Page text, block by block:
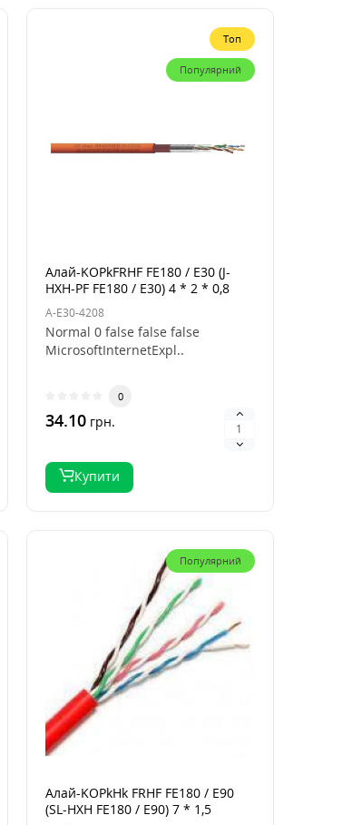
Топ
Популярний
Алай-KOPkFRHF FE180 / E30 (J-
HXH-PF FE180 / E30) 4 * 2 * 0,8
A-E30-4208
Normal 0 false false false
MicrosoftInternetExpl..
0
34.10 грн.
Купити
Популярний
Алай-KOPkHk FRHF FE180 / E90
(SL-HXH FE180 / E90) 7 * 1,5